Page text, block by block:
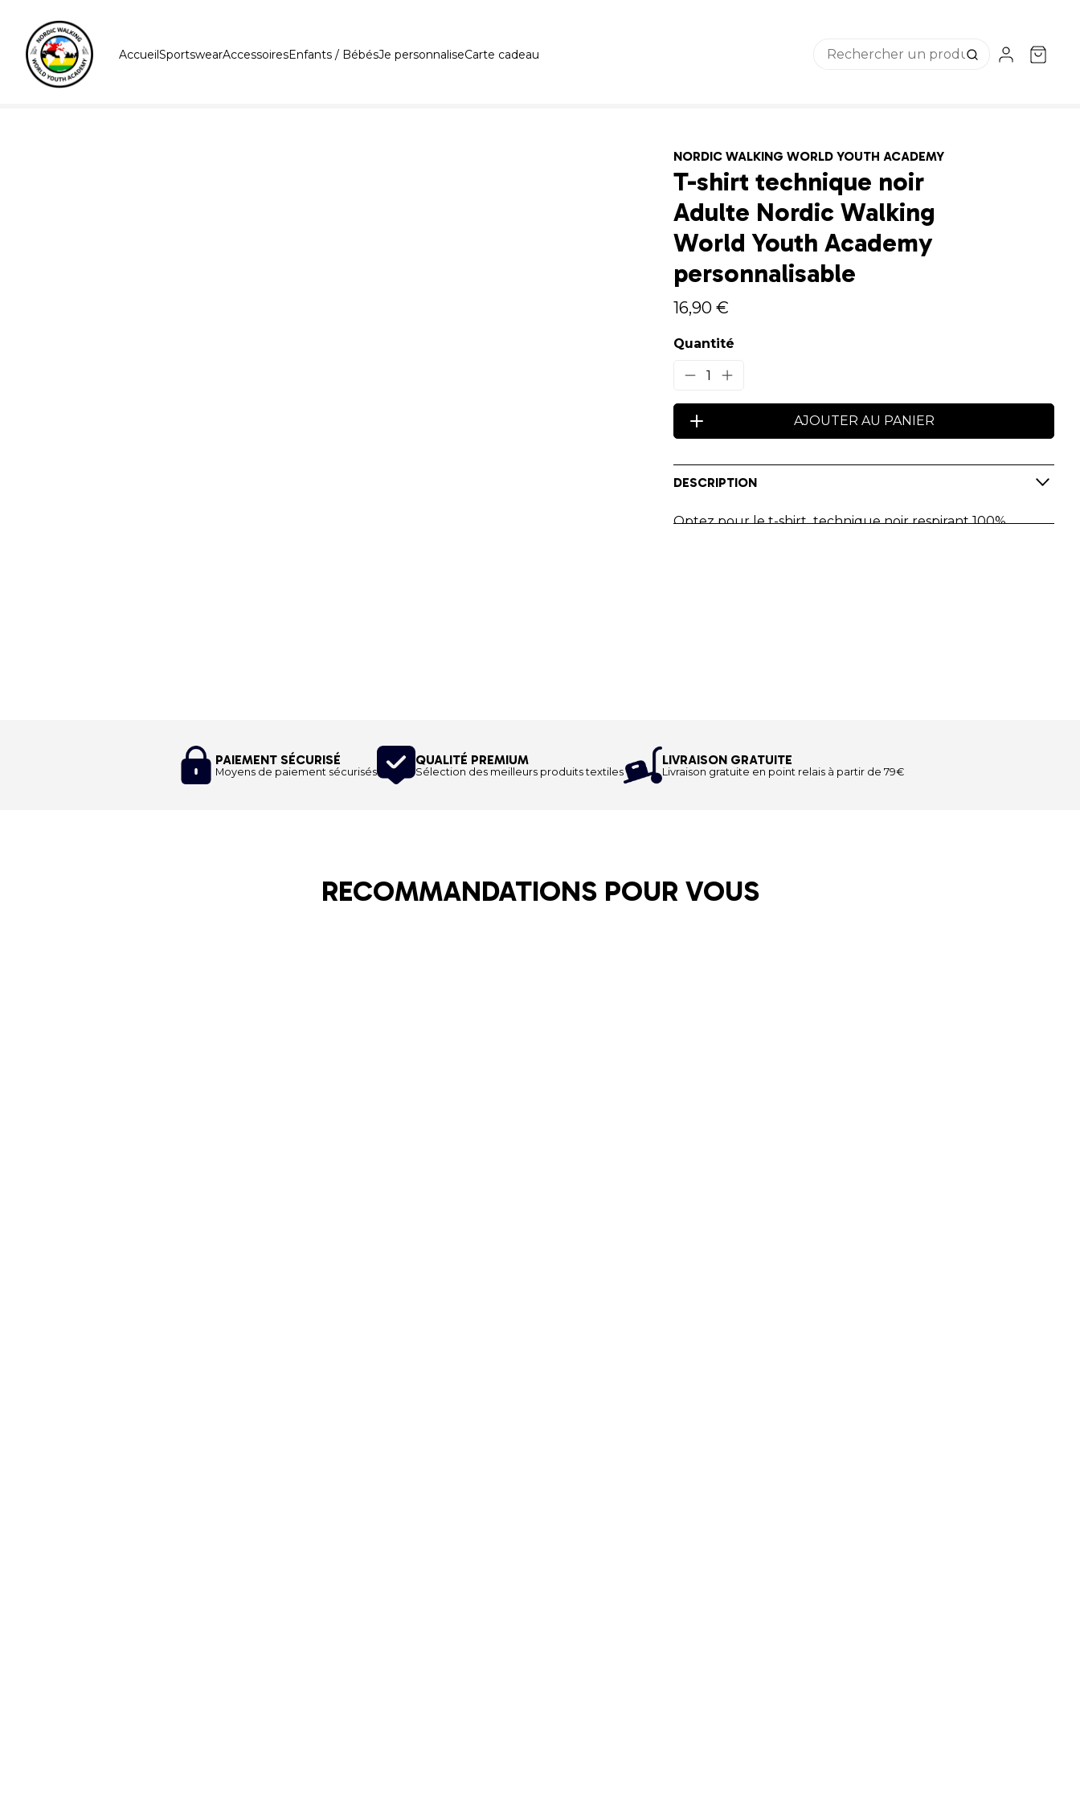
AccueilSportswearAccessoiresEnfants / BébésJe personnaliseCarte cadeau
NORDIC WALKING WORLD YOUTH ACADEMY
T-shirt technique noir
Adulte Nordic Walking
World Youth Academy
personnalisable
16,90 €
Quantité
1
AJOUTER AU PANIER
DESCRIPTION
Optez pour le t-shirt technique noir respirant 100%
PAIEMENT SÉCURISÉ
Moyens de paiement sécurisés
QUALITÉ PREMIUM
Sélection des meilleurs produits textiles
LIVRAISON GRATUITE
Livraison gratuite en point relais à partir de 79€
RECOMMANDATIONS POUR VOUS